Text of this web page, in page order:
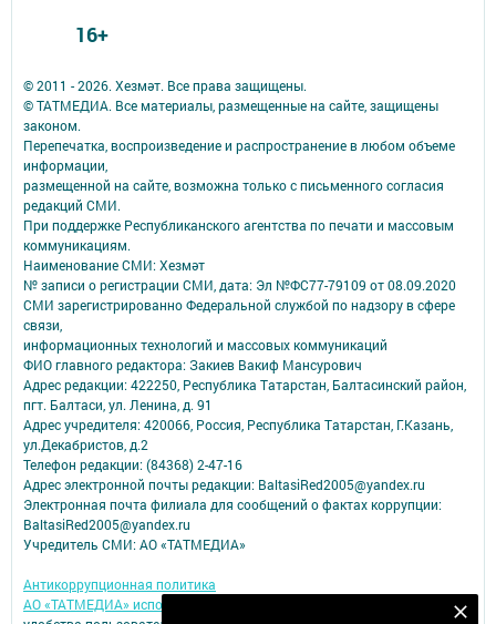
© 2011 - 2026. Хезмәт. Все права защищены.
© ТАТМЕДИА. Все материалы, размещенные на сайте, защищены
законом.
Перепечатка, воспроизведение и распространение в любом объеме
информации,
размещенной на сайте, возможна только с письменного согласия
редакций СМИ.
При поддержке Республиканского агентства по печати и массовым
коммуникациям.
Наименование СМИ: Хезмәт
№ записи о регистрации СМИ, дата: Эл №ФС77-79109 от 08.09.2020
СМИ зарегистрированно Федеральной службой по надзору в сфере
связи,
информационных технологий и массовых коммуникаций
ФИО главного редактора: Закиев Вакиф Мансурович
Адрес редакции: 422250, Республика Татарстан, Балтасинский район,
пгт. Балтаси, ул. Ленина, д. 91
Адрес учредителя: 420066, Россия, Республика Татарстан, Г.Казань,
ул.Декабристов, д.2
Телефон редакции: (84368) 2-47-16
Адрес электронной почты редакции: BaltasiRed2005@yandex.ru
Электронная почта филиала для сообщений о фактах коррупции:
BaltasiRed2005@yandex.ru
Учредитель СМИ: АО «ТАТМЕДИА»
Антикоррупционная политика
АО «ТАТМЕДИА» использует «cookie»
для персонализации сервисов и
16+